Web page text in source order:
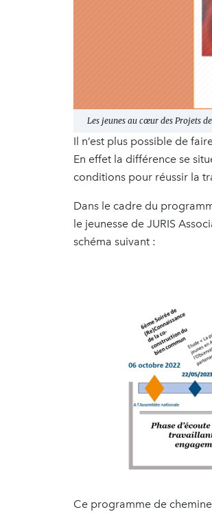
Les jeunes au cœur des Projets
Il n’est plus possible de
En effet la différence se
conditions pour réussir la
Dans le cadre du
le jeunesse de JURIS
schéma suivant :
Ce programme de